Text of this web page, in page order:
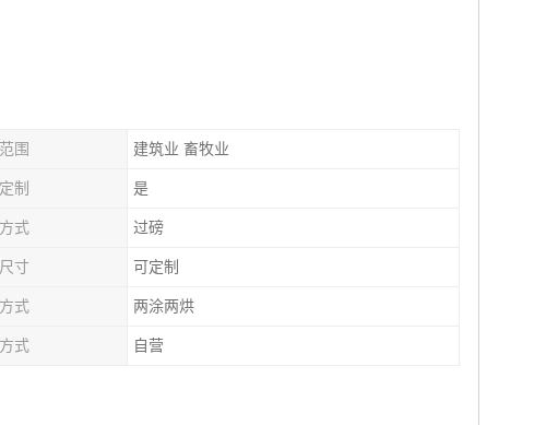
围 建筑业 畜牧业
制 是
式 过磅
寸 可定制
式 两涂两烘
式 自营